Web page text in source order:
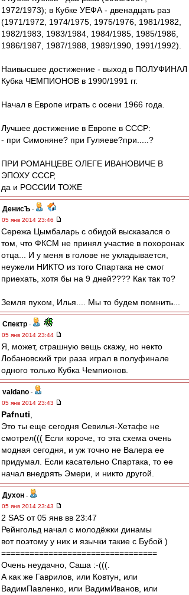
1972/1973); в Кубке УЕФА - двенадцать раз
(1971/1972, 1974/1975, 1975/1976, 1981/1982,
1982/1983, 1983/1984, 1984/1985, 1985/1986,
1986/1987, 1987/1988, 1989/1990, 1991/1992).
Наивысшее достижение - выход в ПОЛУФИНАЛ
Кубка ЧЕМПИОНОВ в 1990/1991 гг.
Начал в Европе играть с осени 1966 года.
Лучшее достижение в Европе в СССР:
- при Симоняне? при Гуляеве?при.....?
ПРИ РОМАНЦЕВЕ ОЛЕГЕ ИВАНОВИЧЕ В
ЭПОХУ СССР,
да и РОССИИ ТОЖЕ
ДенисЪ -
05 янв 2014 23:46
Сережа Цымбаларь с обидой высказался о
том, что ФКСМ не принял участие в похоронах
отца... И у меня в голове не укладывается,
неужели НИКТО из того Спартака не смог
приехать, хотя бы на 9 дней???? Как так то?
Земля пухом, Илья.... Мы то будем помнить...
Спектр -
05 янв 2014 23:44
Я, может, страшную вещь скажу, но некто
Лобановский три раза играл в полуфинале
одного только Кубка Чемпионов.
valdano -
05 янв 2014 23:43
Pafnuti
Это ты еще сегодня Севилья-Хетафе не
смотрел((( Если короче, то эта схема очень
модная сегодня, и уж точно не Валера ее
придумал. Если касательно Спартака, то ее
начал внедрять Эмери, и никто другой.
Духон -
05 янв 2014 23:43
2 SAS от 05 янв вв 23:47
Рейнгольд начал с молодёжки динамы
вот поэтому у них и язычки такие с Бубой )
=================================
Очень неудачно, Саша :-(((.
А как же Гаврилов, или Ковтун, или
ВадимПавленко, или ВадимИванов, или